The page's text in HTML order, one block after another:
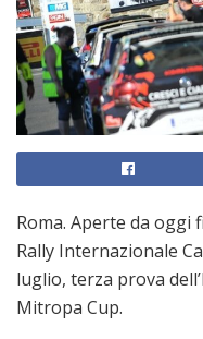
Roma. Aperte da oggi
Rally Internazionale
luglio, terza prova
Mitropa Cup.